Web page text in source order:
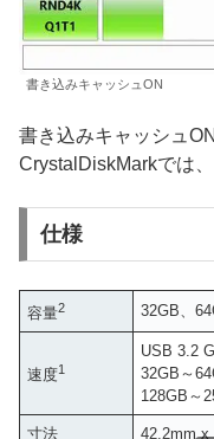
書き込みキャッシュON
書き込みキャッシュ
CrystalDiskMarkでは
仕様
容量2 32GB、
速度1
USB 3.2
32GB～
128GB～
寸法 42.2mm x